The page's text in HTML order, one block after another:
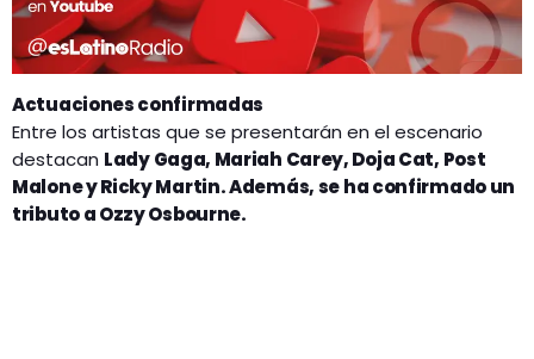
Actuaciones confirmadas
Entre los artistas que se presentarán en el escenario
destacan Lady Gaga, Mariah Carey, Doja Cat, Post
Malone y Ricky Martin. Además, se ha confirmado un
tributo a Ozzy Osbourne.